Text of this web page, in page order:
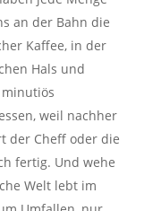
an der Bahn die
Kaffee, in der
Hals und
weil nachher
der Cheff oder die
fertig. Und wehe
Welt lebt im